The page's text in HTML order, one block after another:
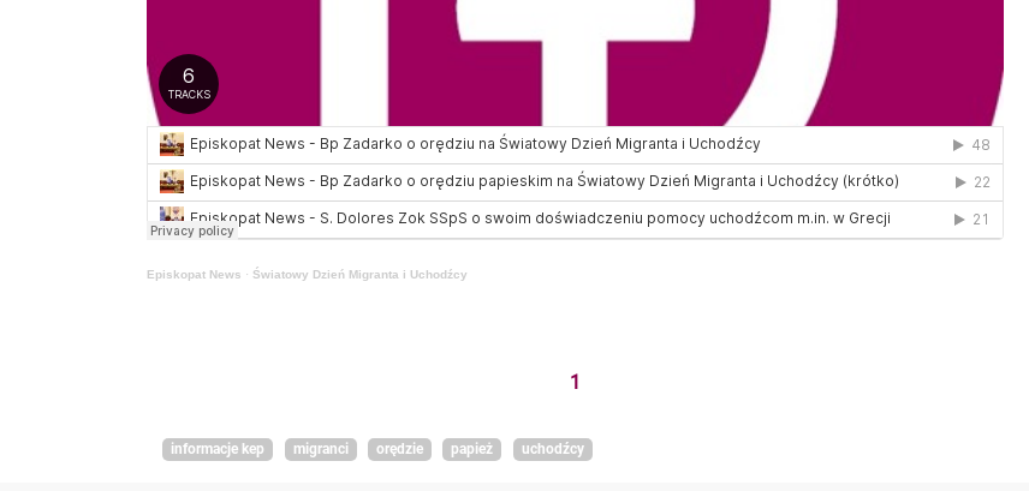
Episkopat News · Światowy Dzień Migranta i Uchodźcy
1
informacje kep migranci orędzie papież uchodźcy